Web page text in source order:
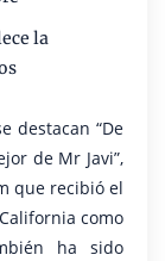
la
destacan “De
de Mr Javi”,
que recibió el
como
ha sido